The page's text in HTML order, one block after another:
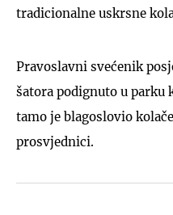
tradicionalne uskrsne
Pravoslavni svećenik
šatora podignuto u parku
tamo je blagoslovio
prosvjednici.